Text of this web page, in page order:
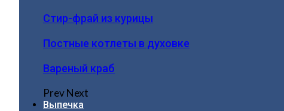
Стир-фрай из курицы
Постные котлеты в духовке
Вареный краб
PrevNext
Выпечка